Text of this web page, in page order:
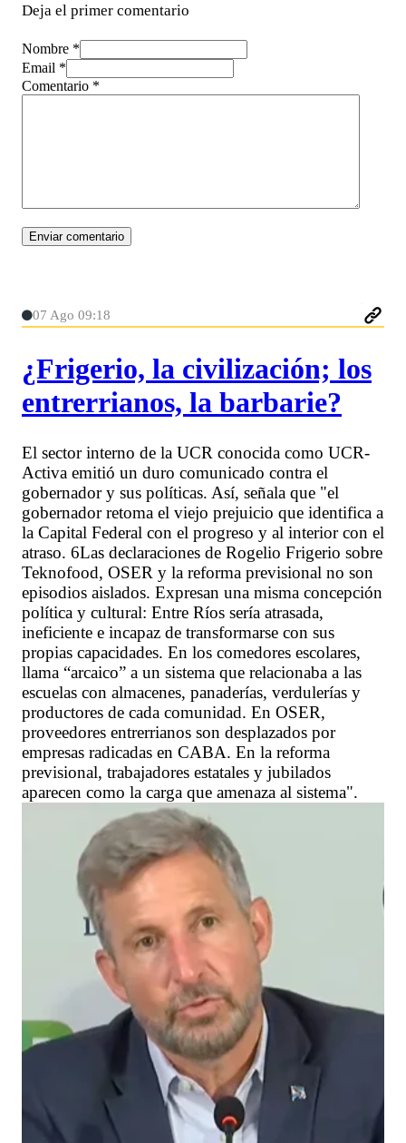
Deja el primer comentario
Nombre *
Email *
Comentario *
07 Ago 09:18
¿Frigerio, la civilización; los
entrerrianos, la barbarie?
El sector interno de la UCR conocida como UCR-
Activa emitió un duro comunicado contra el
gobernador y sus políticas. Así, señala que "el
gobernador retoma el viejo prejuicio que identifica a
la Capital Federal con el progreso y al interior con el
atraso. 6Las declaraciones de Rogelio Frigerio sobre
Teknofood, OSER y la reforma previsional no son
episodios aislados. Expresan una misma concepción
política y cultural: Entre Ríos sería atrasada,
ineficiente e incapaz de transformarse con sus
propias capacidades. En los comedores escolares,
llama “arcaico” a un sistema que relacionaba a las
escuelas con almacenes, panaderías, verdulerías y
productores de cada comunidad. En OSER,
proveedores entrerrianos son desplazados por
empresas radicadas en CABA. En la reforma
previsional, trabajadores estatales y jubilados
aparecen como la carga que amenaza al sistema".